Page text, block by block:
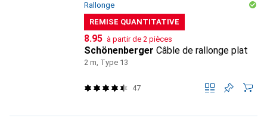
Rallonge
REMISE QUANTITATIVE
CHF
8.95 à partir de 2 pièces
Schönenberger Câble de rallonge plat
2 m, Type 13
47